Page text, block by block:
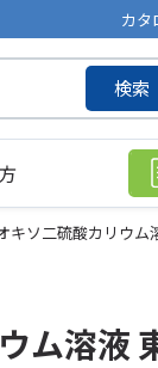
カタ
検索
キソ二硫酸カリウム
ム溶液